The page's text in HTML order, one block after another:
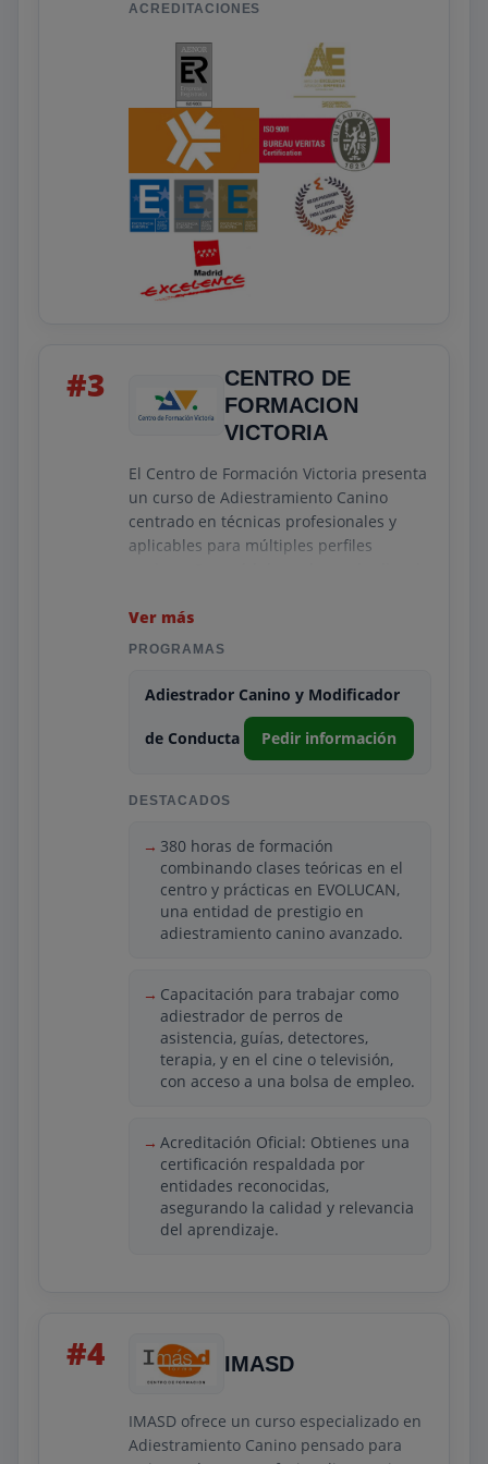
profesionalidad.
ACREDITACIONES
#3
CENTRO DE
FORMACION
VICTORIA
El Centro de Formación Victoria presenta
un curso de Adiestramiento Canino
centrado en técnicas profesionales y
aplicables para múltiples perfiles
con cachorros y corrección de conductas
problemáticas. Se enseña también cómo
proyectar sesiones de trabajo seguras y
adaptar el adiestramiento a distintas
razas y edades.
prácticas en centros de entrenamiento y
permite aplicar los conocimientos en un
entorno tangible. Sus instructores son
adiestradores con experiencia en
competiciones, intervención profesional
y educación canina. Esto convierte al
para quienes desean trabajar
profesionalmente con perros como
adiestradores, tanto en empresas como
de forma independiente.
Ver más
PROGRAMAS
Adiestrador Canino y Modificador
de Conducta Pedir información
DESTACADOS
380 horas de formación
combinando clases teóricas en el
centro y prácticas en EVOLUCAN,
una entidad de prestigio en
adiestramiento canino avanzado.
Capacitación para trabajar como
adiestrador de perros de
asistencia, guías, detectores,
terapia, y en el cine o televisión,
con acceso a una bolsa de empleo.
Acreditación Oficial: Obtienes una
certificación respaldada por
entidades reconocidas,
asegurando la calidad y relevancia
del aprendizaje.
#4 IMASD
IMASD ofrece un curso especializado en
Adiestramiento Canino pensado para